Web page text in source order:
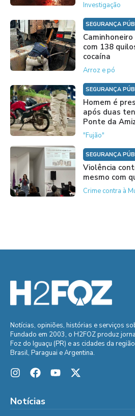
Investigação
SEGURANÇA
com 138
cocaína
Arroz e pó
SEGURANÇA
Homem é
após duas
Ponte da
"Fujão"
SEGURANÇA
Violência
mesmo com
Crime contra à
Notícias, opiniões, histórias e serviços
Fundado em 2003, o H2FOZ produz
Foz do Iguaçu (PR) e as cidades da
Brasil, Paraguai e Argentina.
Notícias